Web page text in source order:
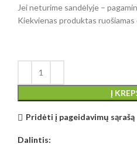
Jei neturime sandėlyje –
Kiekvienas produktas ruošiamas
Į
Pridėti į pageidavimų sąrašą
Dalintis: